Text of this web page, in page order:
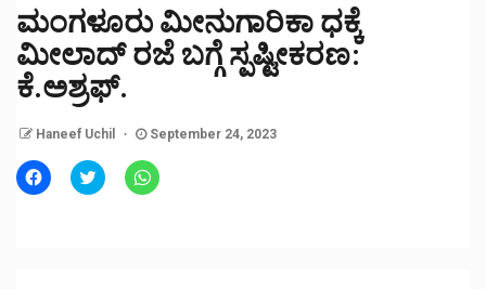
ಮಂಗಳೂರು ಮೀನುಗಾರಿಕಾ ಧಕ್ಕೆ
ಮೀಲಾದ್ ರಜೆ ಬಗ್ಗೆ ಸ್ಪಷ್ಟೀಕರಣ:
ಕೆ.ಅಶ್ರಫ್.
Haneef Uchil September 24, 2023
Click
to
Click
to
Click
to